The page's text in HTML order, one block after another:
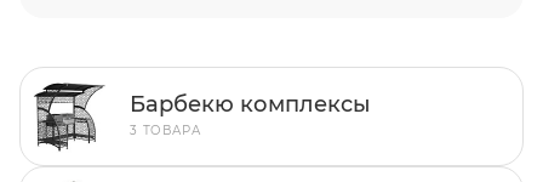
Барбекю комплексы
3 ТОВАРА